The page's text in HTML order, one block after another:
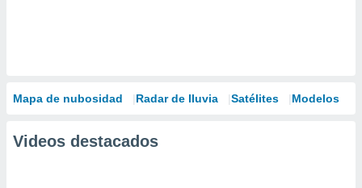
Mapa de nubosidad Radar de lluvia Satélites Modelos
Videos destacados